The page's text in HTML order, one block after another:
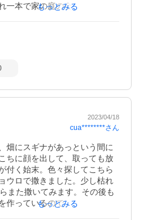
一本で家の庭の全部のドクダ
また新たに生えてきたドクダ
もっとみる
2023/04/18
cua********さん
畑にスギナがあっという間に
ちに顔を出して、取っても放
付く始末。色々探してこちら
ウロで撒きました。少し枯れ
また撒いてみます。その後も
作っているので、ピンポイン
もっとみる